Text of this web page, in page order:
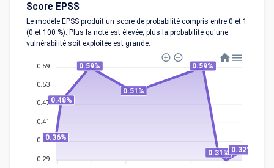
Score EPSS
Le modèle EPSS produit un score de probabilité compris entre 0 et 1
(0 et 100 %). Plus la note est élevée, plus la probabilité qu'une
vulnérabilité soit exploitée est grande.
0.59
0.53
0.47
0.41
0.35
0.29
0.36%
0.48%
0.59%
0.51%
0.59%
0.31% 0.32%